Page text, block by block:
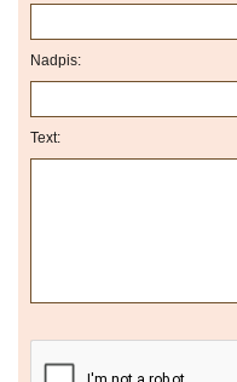
Nadpis:
Text: